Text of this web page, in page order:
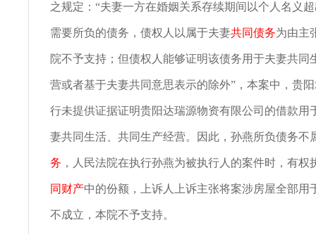
之规定：“夫妻一方在婚姻关系存续期间以个人名义
需要所负的债务，债权人以属于夫妻共同债务为由主
院不予支持；但债权人能够证明该债务用于夫妻共同
营或者基于夫妻共同意思表示的除外”，本案中，贵
行未提供证据证明贵阳达瑞源物资有限公司的借款用
妻共同生活、共同生产经营。因此，孙燕所负债务不
务 ，人民法院在执行孙燕为被执行人的案件时，有权
同财产中的份额，上诉人上诉主张将案涉房屋全部用
不成立，本院不予支持。